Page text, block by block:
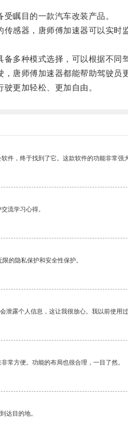
瞩目的一款汽车改装产品。
器，唐师傅加速器可以实时
种模式选择，可以根据不同
师傅加速器都能帮助驾驶员
更加轻松、更加自由。
件，终于找到了它。这款软件的功能非常
流学习心得。
的隐私保护和安全性保护。
泄露个人信息，这让我很放心。我以前使用
常方便。功能的布局也很合理，一目了然。
达目的地。